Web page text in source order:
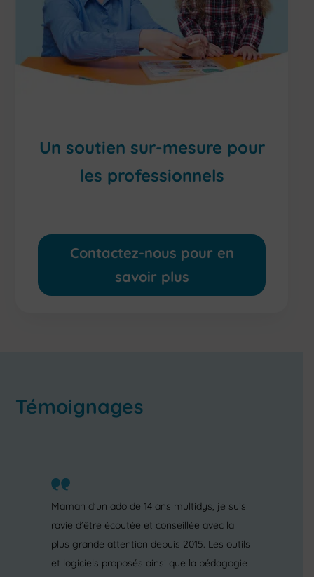
Un soutien sur-mesure pour
les professionnels
matériel
Contactez-nous pour en
savoir plus
Témoignages
Maman d’un ado de 14 ans multidys, je suis
ravie d’être écoutée et conseillée avec la
plus grande attention depuis 2015. Les outils
et logiciels proposés ainsi que la pédagogie